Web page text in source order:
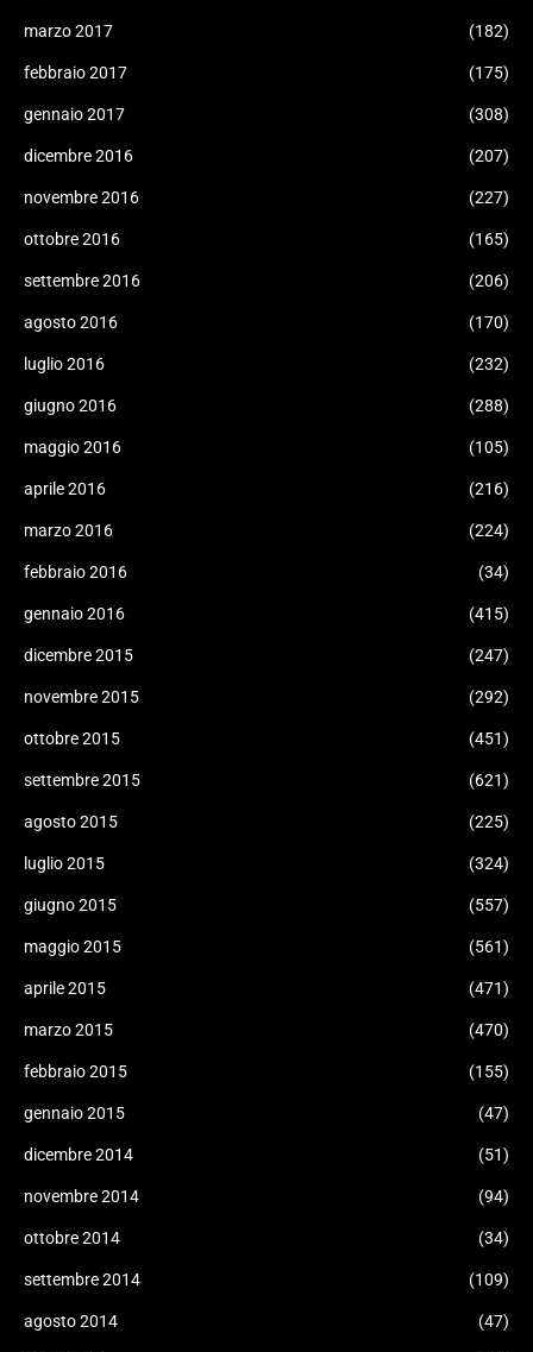
marzo 2017 (182)
febbraio 2017 (175)
gennaio 2017 (308)
dicembre 2016 (207)
novembre 2016 (227)
ottobre 2016 (165)
settembre 2016 (206)
agosto 2016 (170)
luglio 2016 (232)
giugno 2016 (288)
maggio 2016 (105)
aprile 2016 (216)
marzo 2016 (224)
febbraio 2016 (34)
gennaio 2016 (415)
dicembre 2015 (247)
novembre 2015 (292)
ottobre 2015 (451)
settembre 2015 (621)
agosto 2015 (225)
luglio 2015 (324)
giugno 2015 (557)
maggio 2015 (561)
aprile 2015 (471)
marzo 2015 (470)
febbraio 2015 (155)
gennaio 2015 (47)
dicembre 2014 (51)
novembre 2014 (94)
ottobre 2014 (34)
settembre 2014 (109)
agosto 2014 (47)